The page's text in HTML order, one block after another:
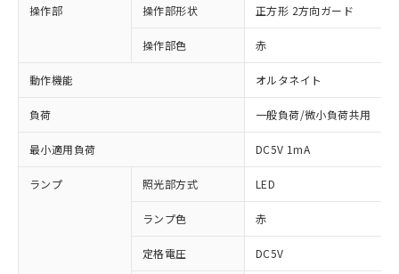
操作部 操作部形状 正方形 2方向ガード
操作部色 赤
動作機能 オルタネイト
負荷 一般負荷/微小負荷共用
最小適用負荷 DC5V 1mA
ランプ 照光部方式 LED
ランプ色 赤
定格電圧 DC5V